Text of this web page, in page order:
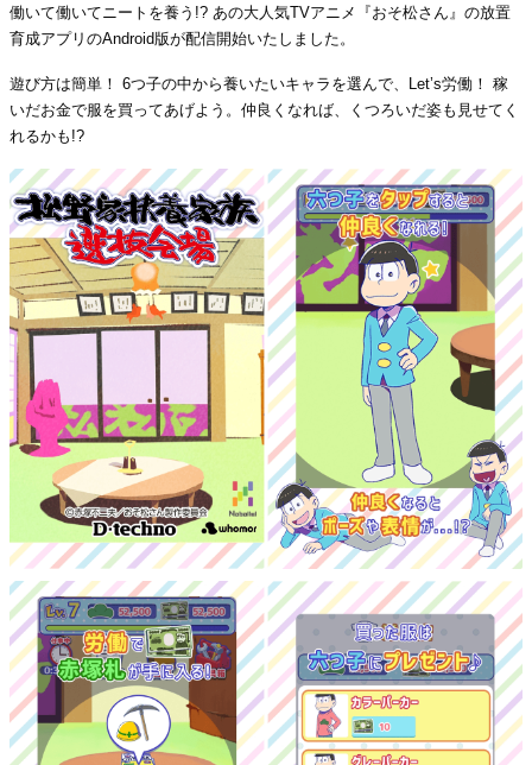
働いて働いてニートを養う!? あの大人気TVアニメ『おそ松さん』の放置
育成アプリのAndroid版が配信開始いたしました。
遊び方は簡単！ 6つ子の中から養いたいキャラを選んで、Let’s労働！ 稼
いだお金で服を買ってあげよう。仲良くなれば、くつろいだ姿も見せてく
れるかも!?